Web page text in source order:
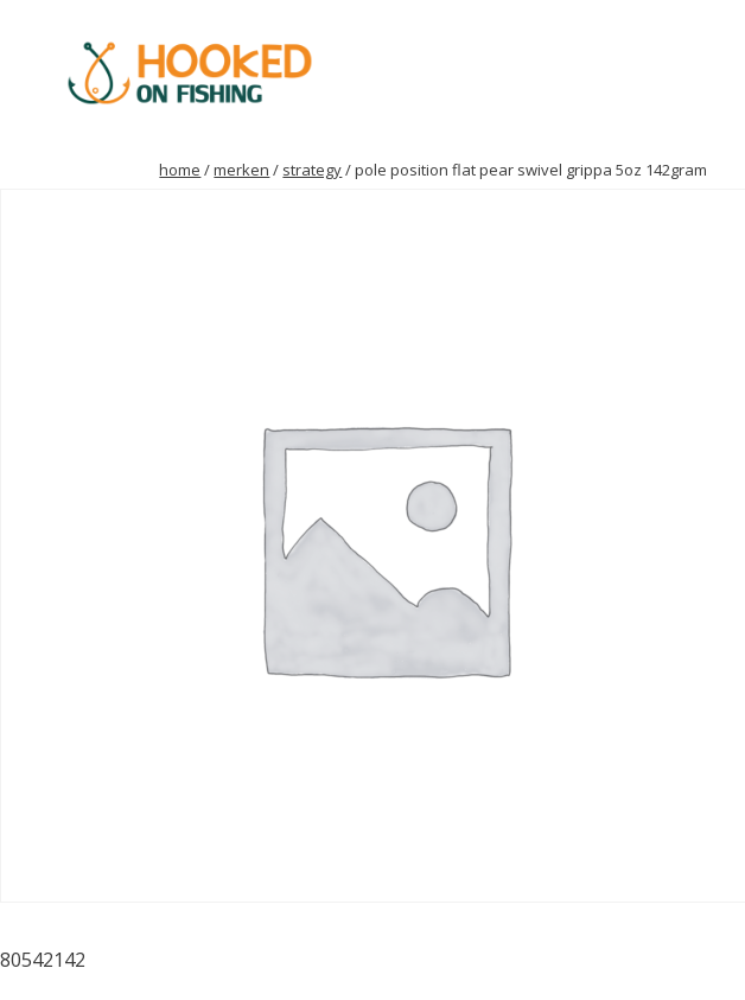
home /merken / strategy/ pole position flat pear swivel grippa 5oz 142gram
80542142